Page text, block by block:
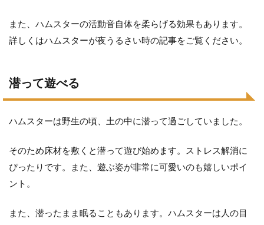
また、ハムスターの活動音自体を柔らげる効果もあります。
詳しくはハムスターが夜うるさい時の記事をご覧ください。
潜って遊べる
ハムスターは野生の頃、土の中に潜って過ごしていました。
そのため床材を敷くと潜って遊び始めます。ストレス解消に
ぴったりです。また、遊ぶ姿が非常に可愛いのも嬉しいポイ
ント。
また、潜ったまま眠ることもあります。ハムスターは人の目